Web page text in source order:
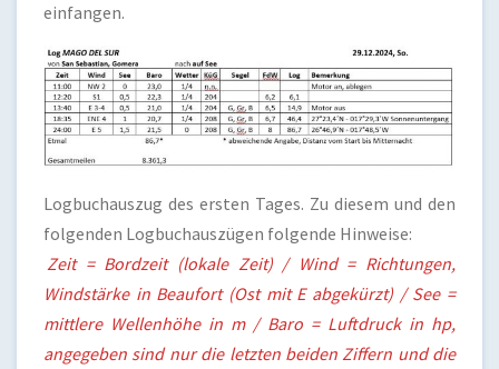
einfangen.
Logbuchauszug des ersten Tages. Zu diesem und den
folgenden Logbuchauszügen folgende Hinweise:
Zeit = Bordzeit (lokale Zeit) / Wind = Richtungen,
Windstärke in Beaufort (Ost mit E abgekürzt) / See =
mittlere Wellenhöhe in m / Baro = Luftdruck in hp,
angegeben sind nur die letzten beiden Ziffern und die